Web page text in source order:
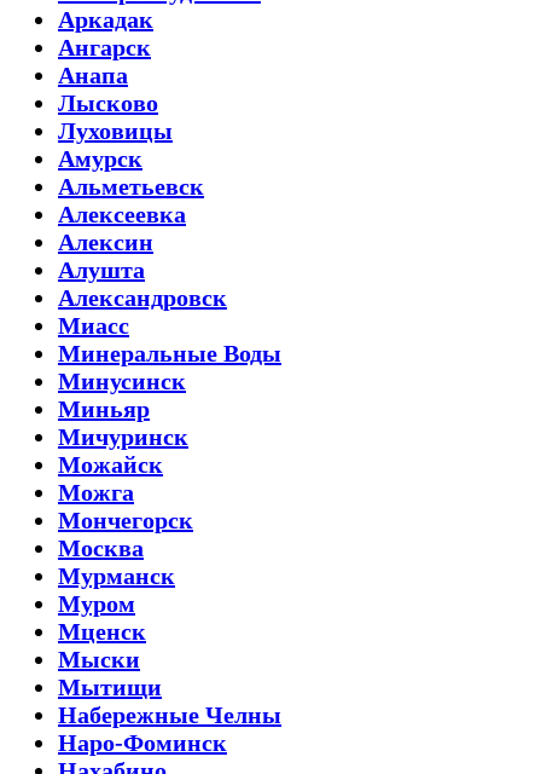
Аркадак
Ангарск
Анапа
Лысково
Луховицы
Амурск
Альметьевск
Алексеевка
Алексин
Алушта
Александровск
Миасс
Минеральные Воды
Минусинск
Миньяр
Мичуринск
Можайск
Можга
Мончегорск
Москва
Мурманск
Муром
Мценск
Мыски
Мытищи
Набережные Челны
Наро-Фоминск